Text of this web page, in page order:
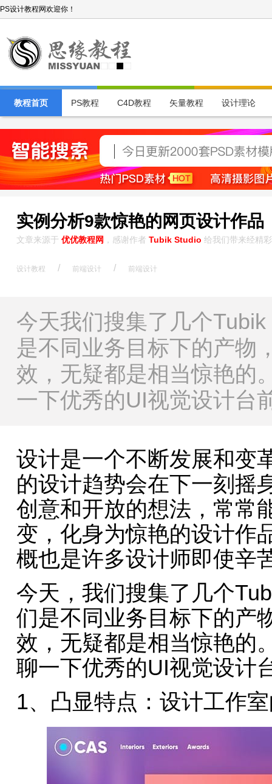
PS设计教程网欢迎你！
教程首页 PS教程 C4D教程 矢量教程 设计理论
实例分析9款惊艳的网页设计作品
文章来源于 优优教程网 ，感谢作者 Tubik Studio 给我们带来经精
设计教程 / 前端设计 / 前端设计
今天我们搜集了几个
是不同业务目标下的产物
效，无疑都是相当惊艳的
一下优秀的UI视觉设计台
设计是一个不断发展和变
的设计趋势会在下一刻摇
创意和开放的想法，常常
变，化身为惊艳的设计作
概也是许多设计师即使辛
今天，我们搜集了几个
们是不同业务目标下的产
效，无疑都是相当惊艳的
聊一下优秀的UI视觉设计
1、凸显特点：设计工作